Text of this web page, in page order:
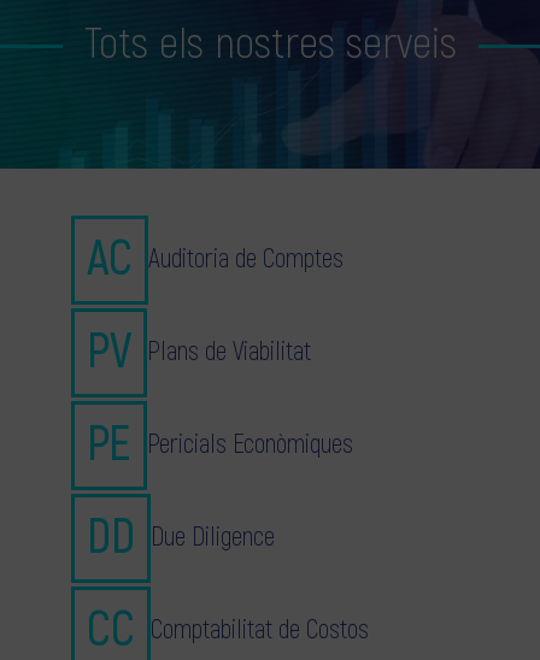
Tots els nostres serveis
Auditoria de Comptes
Plans de Viabilitat
Pericials Econòmiques
Due Diligence
Comptabilitat de Costos